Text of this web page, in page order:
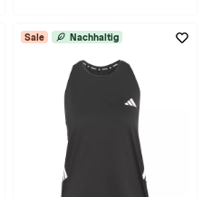
Sale Nachhaltig